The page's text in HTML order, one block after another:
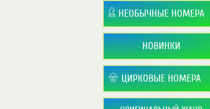
НЕОБЫЧНЫЕ НОМЕРА
НОВИНКИ
ЦИРКОВЫЕ НОМЕРА